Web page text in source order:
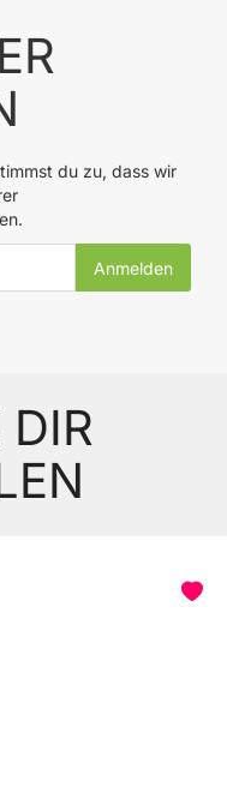
du zu, dass wir